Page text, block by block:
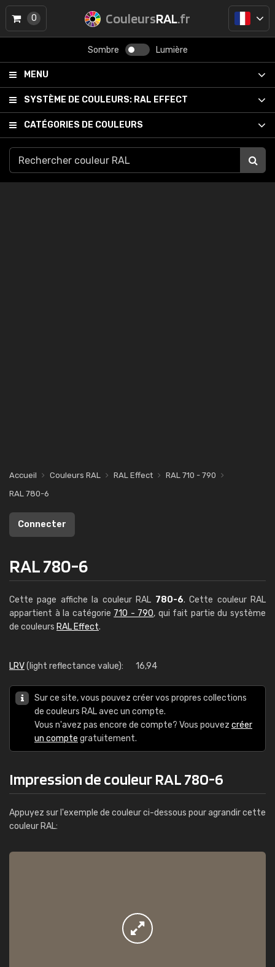
CouleursRAL.fr
Sombre Lumière
MENU
SYSTÈME DE COULEURS: RAL EFFECT
CATÉGORIES DE COULEURS
0
Accueil Couleurs RAL RAL Effect
RAL 710 - 790
RAL 780-6
Connecter
RAL 780-6
Cette page affiche la couleur RAL 780-6. Cette couleur RAL
appartient à la catégorie 710 - 790, qui fait partie du système
de couleurs RAL Effect.
LRV(light reflectance value): 16,94
Sur ce site, vous pouvez créer vos propres collections
de couleurs RAL avec un compte.
Vous n'avez pas encore de compte? Vous pouvez créer
un compte gratuitement.
Impression de couleur RAL 780-6
Appuyez sur l'exemple de couleur ci-dessous pour agrandir cette
couleur RAL: